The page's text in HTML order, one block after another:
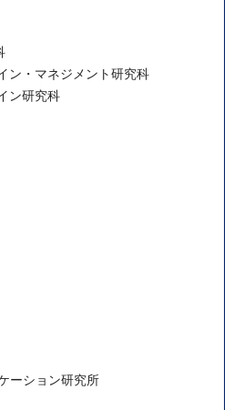
ン・マネジメント研究科
ン研究科
ーション研究所